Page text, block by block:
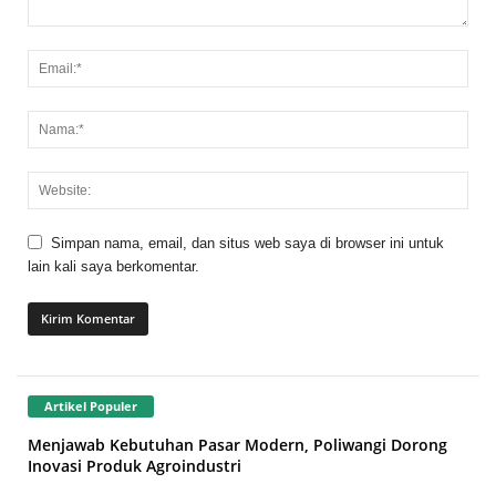
Simpan nama, email, dan situs web saya di browser ini untuk
lain kali saya berkomentar.
Artikel Populer
Menjawab Kebutuhan Pasar Modern, Poliwangi Dorong
Inovasi Produk Agroindustri